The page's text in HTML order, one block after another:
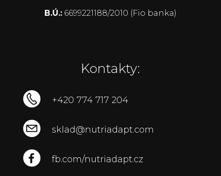
B.Ú.: 6699221188/2010 (Fio banka)
Kontakty:
+420 774 717 204
sklad@nutriadapt.com
fb.com/nutriadapt.cz